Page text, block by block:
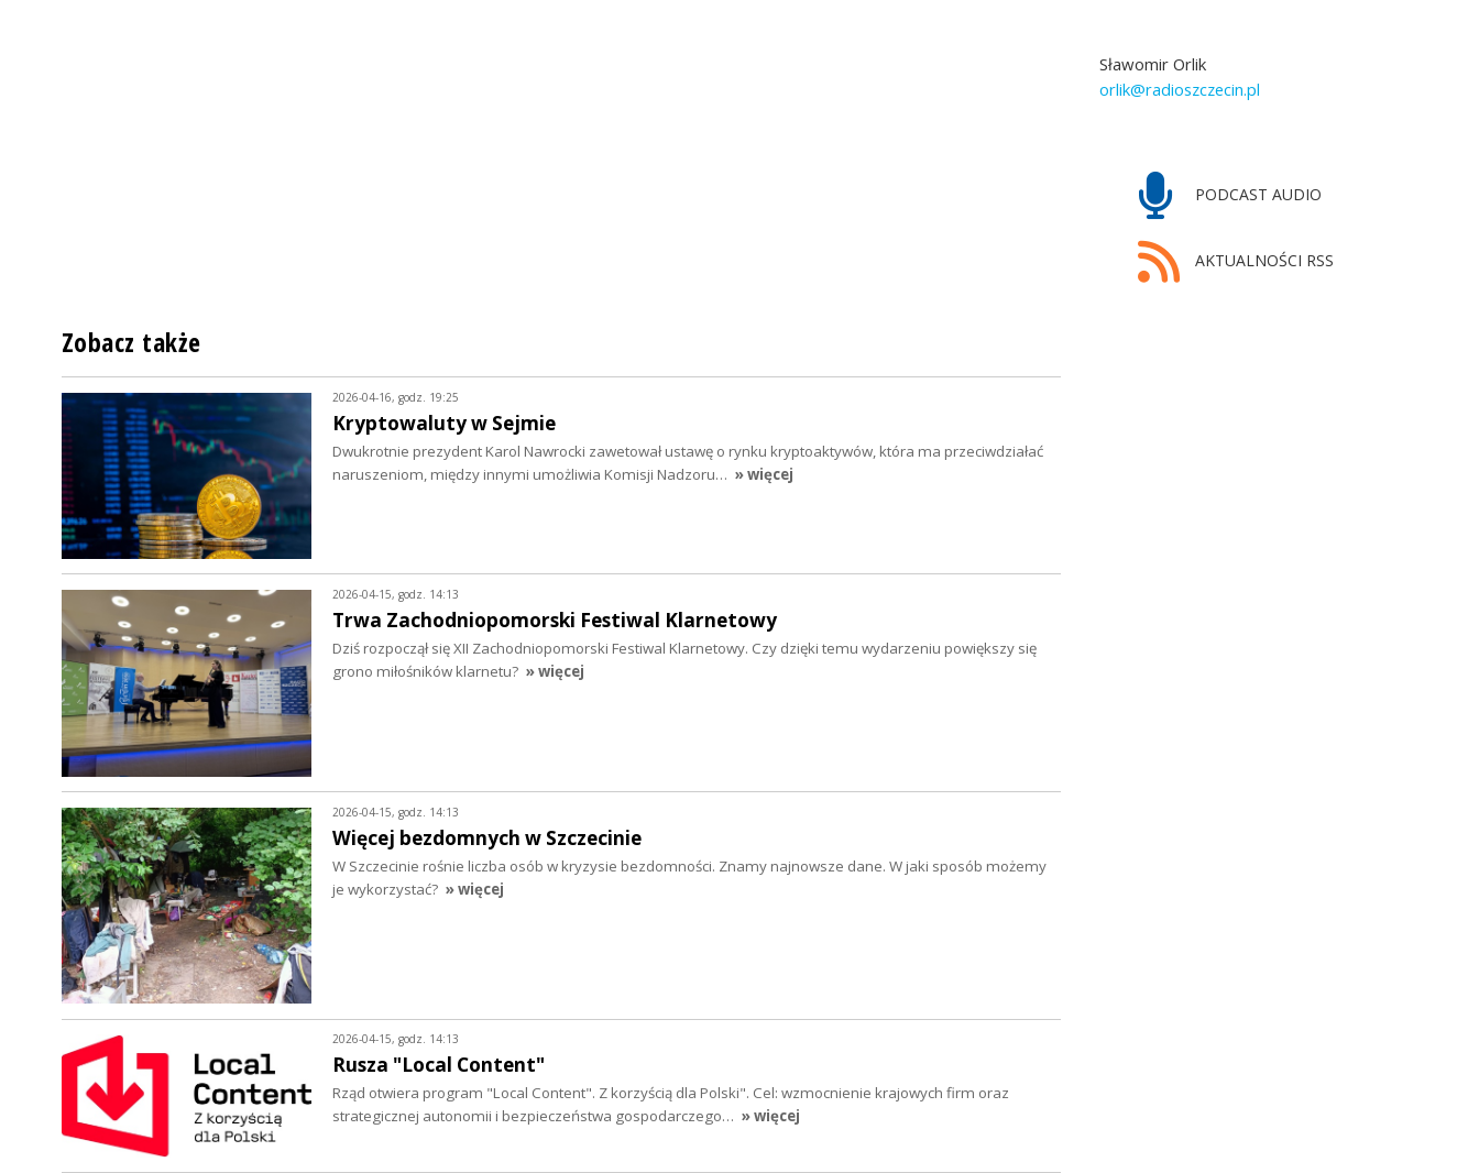
Sławomir Orlik
orlik@radioszczecin.pl
PODCAST AUDIO
AKTUALNOŚCI RSS
Zobacz także
2026-04-16, godz. 19:25
Kryptowaluty w Sejmie
Dwukrotnie prezydent Karol Nawrocki zawetował ustawę o rynku kryptoaktywów, która ma przeciwdziałać
naruszeniom, między innymi umożliwia Komisji Nadzoru… » więcej
2026-04-15, godz. 14:13
Trwa Zachodniopomorski Festiwal Klarnetowy
Dziś rozpoczął się XII Zachodniopomorski Festiwal Klarnetowy. Czy dzięki temu wydarzeniu powiększy się
grono miłośników klarnetu? » więcej
2026-04-15, godz. 14:13
Więcej bezdomnych w Szczecinie
W Szczecinie rośnie liczba osób w kryzysie bezdomności. Znamy najnowsze dane. W jaki sposób możemy
je wykorzystać? » więcej
2026-04-15, godz. 14:13
Rusza "Local Content"
Rząd otwiera program "Local Content". Z korzyścią dla Polski". Cel: wzmocnienie krajowych firm oraz
strategicznej autonomii i bezpieczeństwa gospodarczego… » więcej